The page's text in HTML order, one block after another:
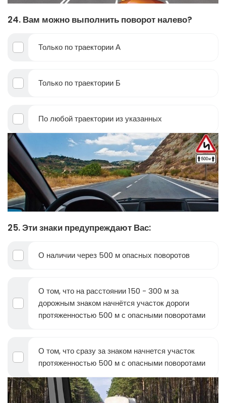
24. Вам можно выполнить поворот налево?
Только по траектории А
Только по траектории Б
По любой траектории из указанных
25. Эти знаки предупреждают Вас:
О наличии через 500 м опасных поворотов
О том, что на расстоянии 150 - 300 м за
дорожным знаком начнётся участок дороги
протяженностью 500 м с опасными поворотами
О том, что сразу за знаком начнется участок
протяженностью 500 м с опасными поворотами